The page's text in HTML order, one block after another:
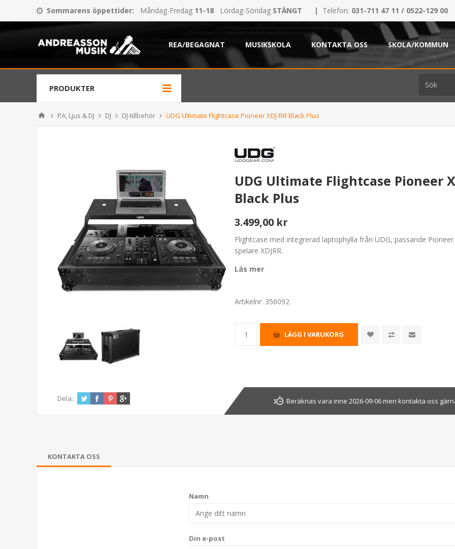
Sommarens öppettider: Måndag-Fredag 11-18 Lördag-Söndag STÄNGT | Telefon: 031-711 47 11 / 0522-129 00
REA/BEGAGNAT MUSIKSKOLA KONTAKTA OSS SKOLA/KOMMUN
PRODUKTER
PA, Ljus & DJ DJ DJ-tillbehör UDG Ultimate Flightcase Pioneer XDJ-RR Black Plus
UDG Ultimate Flightcase Pioneer
Black Plus
3.499,00 kr
Flightcase med integrerad laptophylla från UDG, passande Pioneer
spelare XDJRR.
Läs mer
Artikelnr: 356092
Dela: Beräknas vara inne 2026-09-06 men kontakta oss
KONTAKTA OSS
Namn
Din e-post